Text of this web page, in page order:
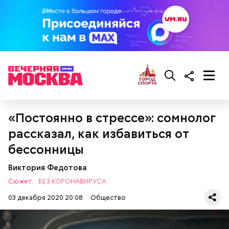
«Постоянно в стрессе»: сомнолог
рассказал, как избавиться от
бессонницы
Виктория Федотова
Сюжет:
БЕЗ КОРОНАВИРУСА
03 декабря 2020 20:08
Общество
Грибной суп с фасолью